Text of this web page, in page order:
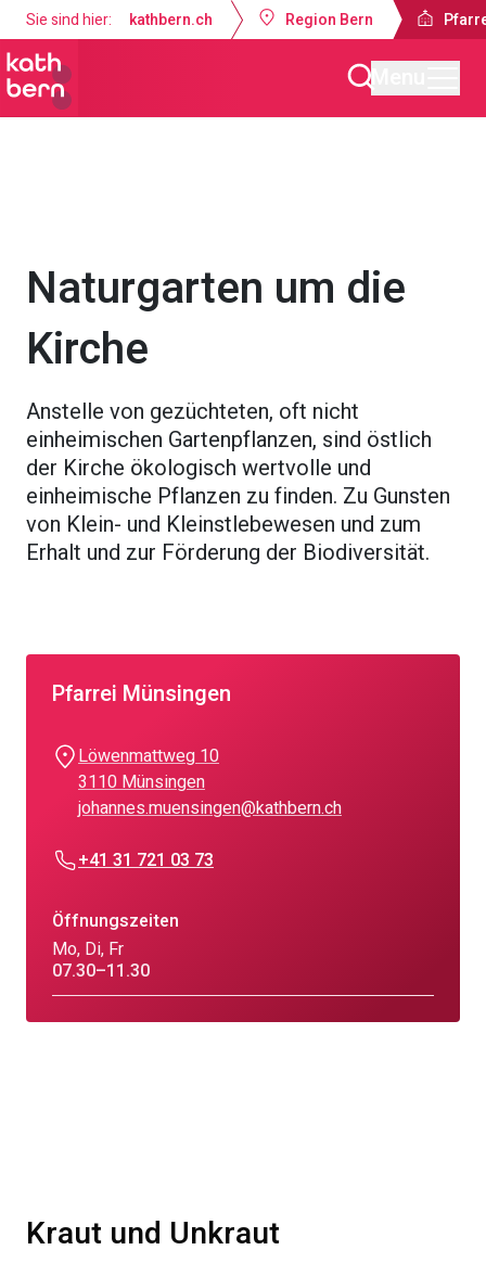
Sie sind hier: kathbern.ch Region Bern
Naturgarten um die
Kirche
Anstelle von gezüchteten, oft nicht
einheimischen Gartenpflanzen, sind östlich
der Kirche ökologisch wertvolle und
einheimische Pflanzen zu finden. Zu Gunsten
von Klein- und Kleinstlebewesen und zum
Erhalt und zur Förderung der Biodiversität.
Pfarrei Münsingen
Löwenmattweg 10
3110 Münsingen
johannes.muensingen@kathbern.ch
+41 31 721 03 73
Öffnungszeiten
Mo, Di, Fr
07.30–11.30
Kraut und Unkraut